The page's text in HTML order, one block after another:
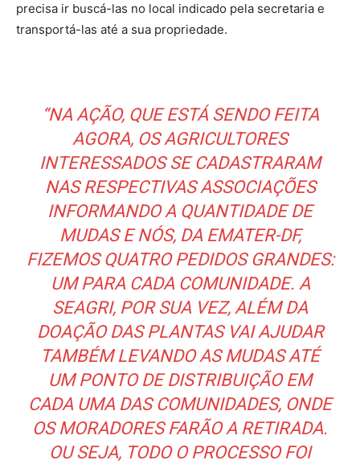
precisa ir buscá-las no local indicado pela secretaria e
transportá-las até a sua propriedade.
“NA AÇÃO, QUE ESTÁ SENDO FEITA
AGORA, OS AGRICULTORES
INTERESSADOS SE CADASTRARAM
NAS RESPECTIVAS ASSOCIAÇÕES
INFORMANDO A QUANTIDADE DE
MUDAS E NÓS, DA EMATER-DF,
FIZEMOS QUATRO PEDIDOS GRANDES:
UM PARA CADA COMUNIDADE. A
SEAGRI, POR SUA VEZ, ALÉM DA
DOAÇÃO DAS PLANTAS VAI AJUDAR
TAMBÉM LEVANDO AS MUDAS ATÉ
UM PONTO DE DISTRIBUIÇÃO EM
CADA UMA DAS COMUNIDADES, ONDE
OS MORADORES FARÃO A RETIRADA.
OU SEJA, TODO O PROCESSO FOI